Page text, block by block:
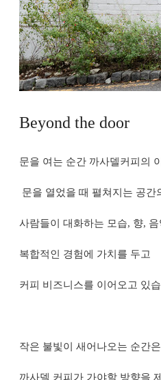
Beyond the door
문을 여는 순간 까사델커피의
문을 열었을 때 펼쳐지는 공간
사람들이 대화하는 모습, 향,
복합적인 경험에 가치를 두고
커피 비즈니스를 이어오고 있
작은 불빛이 새어나오는 순간은
까사델 커피가 가야할 방향을